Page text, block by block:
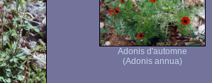
Adonis d'automne
(Adonis annua)